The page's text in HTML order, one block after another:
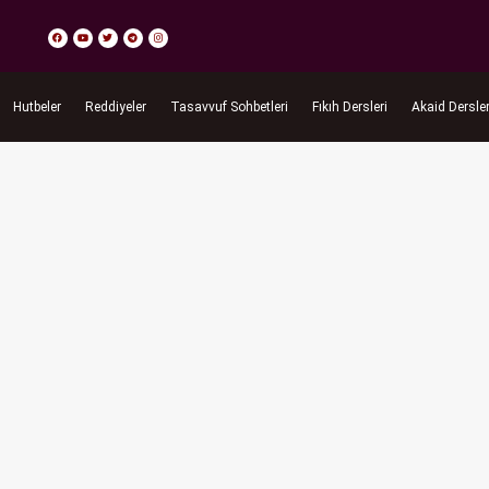
Hutbeler Reddiyeler Tasavvuf Sohbetleri Fıkıh Dersleri Akaid